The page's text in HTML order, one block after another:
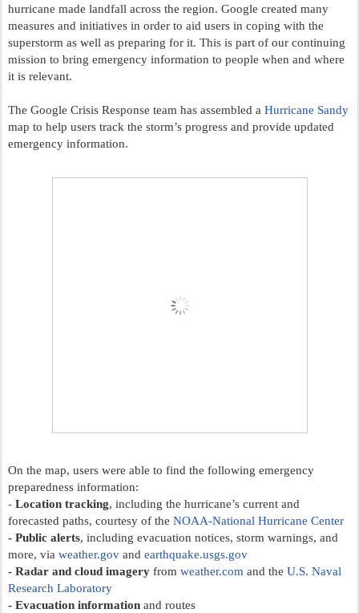
hurricane made landfall across the region. Google created many
measures and initiatives in order to aid users in coping with the
superstorm as well as preparing for it. This is part of our continuing
mission to bring emergency information to people when and where
it is relevant.
The Google Crisis Response team has assembled a Hurricane Sandy
map to help users track the storm’s progress and provide updated
emergency information.
On the map, users were able to find the following emergency
preparedness information:
- Location tracking, including the hurricane’s current and
forecasted paths, courtesy of the NOAA-National Hurricane Center
- Public alerts, including evacuation notices, storm warnings, and
more, via weather.gov and earthquake.usgs.gov
- Radar and cloud imagery from weather.com and the U.S. Naval
Research Laboratory
- Evacuation information and routes